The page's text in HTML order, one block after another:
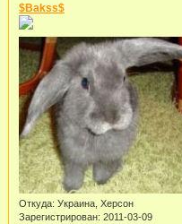
$Bakss$
Откуда: Украина, Херсон
Зарегистрирован: 2011-03-09